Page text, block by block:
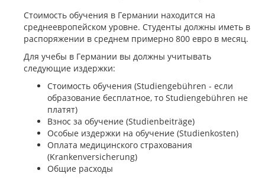
Стоимость обучения в Германии находится на
среднеевропейском уровне. Студенты должны иметь в
распоряжении в среднем примерно 800 евро в месяц.
Для учебы в Германии вы должны учитывать
следующие издержки:
Стоимость обучения (Studiengebühren - если
образование бесплатное, то Studiengebühren не
платят)
Взнос за обучение (Studienbeiträge)
Особые издержки на обучение (Studienkosten)
Оплата медицинского страхования
(Krankenversicherung)
Общие расходы